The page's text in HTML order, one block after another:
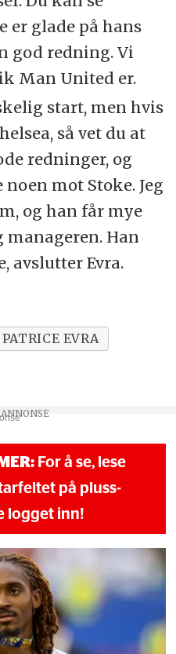
er glade på hans
god redning. Vi
Man United er.
start, men hvis
så vet du at
redninger, og
mot Stoke. Jeg
og han får mye
Han
avslutter Evra.
PATRICE EVRA
For å se, lese
på pluss-
logget inn!